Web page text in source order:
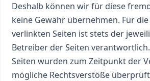
Deshalb können wir für diese
keine Gewähr übernehmen. Für
verlinkten Seiten ist stets der
Betreiber der Seiten
Seiten wurden zum Zeitpunkt der
mögliche Rechtsverstöße